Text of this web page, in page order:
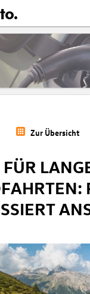
Zur Übersicht